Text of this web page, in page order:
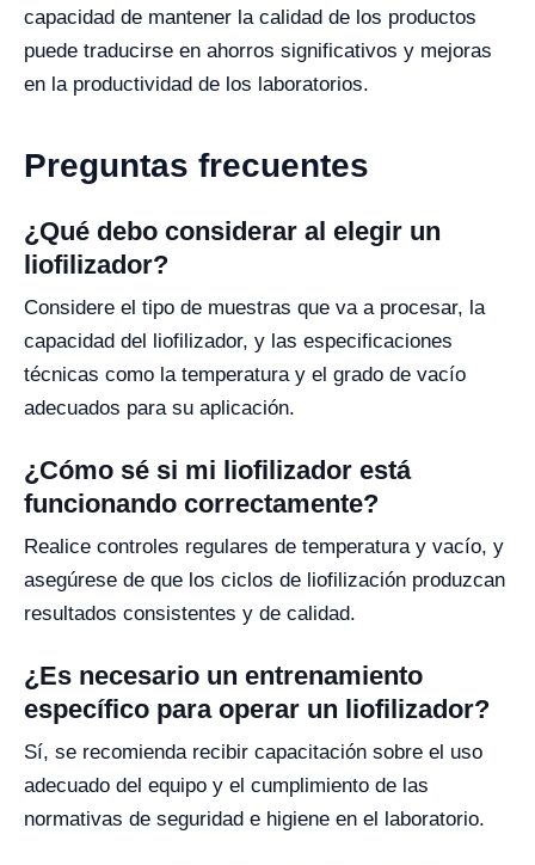
capacidad de mantener la calidad de los productos
puede traducirse en ahorros significativos y mejoras
en la productividad de los laboratorios.
Preguntas frecuentes
¿Qué debo considerar al elegir un
liofilizador?
Considere el tipo de muestras que va a procesar, la
capacidad del liofilizador, y las especificaciones
técnicas como la temperatura y el grado de vacío
adecuados para su aplicación.
¿Cómo sé si mi liofilizador está
funcionando correctamente?
Realice controles regulares de temperatura y vacío, y
asegúrese de que los ciclos de liofilización produzcan
resultados consistentes y de calidad.
¿Es necesario un entrenamiento
específico para operar un liofilizador?
Sí, se recomienda recibir capacitación sobre el uso
adecuado del equipo y el cumplimiento de las
normativas de seguridad e higiene en el laboratorio.